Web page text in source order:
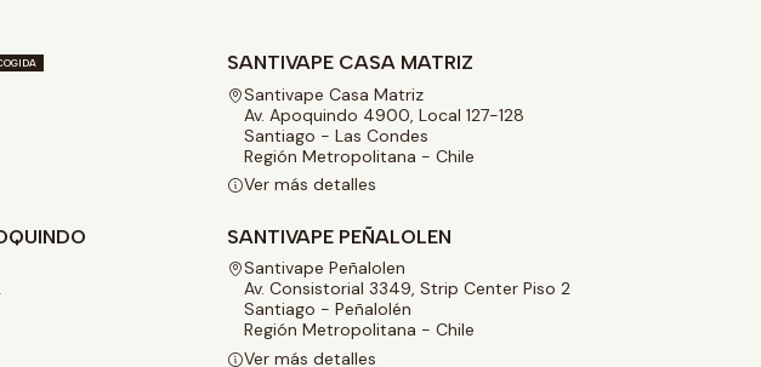
SANTIVAPE CASA MATRIZ
Santivape Casa Matriz
Av. Apoquindo 4900, Local 127-128
Santiago - Las Condes
Región Metropolitana - Chile
Ver más detalles
SANTIVAPE PEÑALOLEN
Santivape Peñalolen
Av. Consistorial 3349, Strip Center Piso 2
Santiago - Peñalolén
Región Metropolitana - Chile
Ver más detalles